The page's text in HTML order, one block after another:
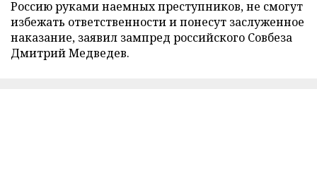
Россию руками наемных преступников, не смогут
избежать ответственности и понесут заслуженное
наказание, заявил зампред российского Совбеза
Дмитрий Медведев.